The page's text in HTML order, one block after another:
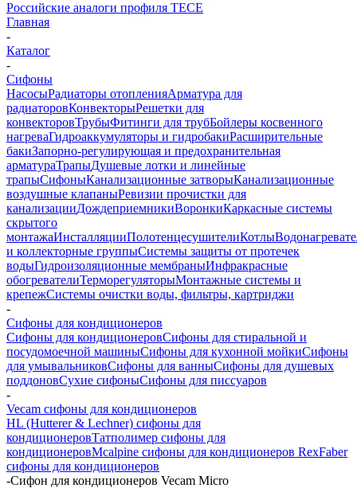
Российские аналоги профиля TECE
Главная
-
Каталог
-
Сифоны
НасосыРадиаторы отопленияАрматура для
радиаторовКонвекторыРешетки для
конвекторовТрубыФитинги для трубБойлеры косвенного
нагреваГидроаккумуляторы и гидробакиРасширительные
бакиЗапорно-регулирующая и предохранительная
арматураТрапыДушевые лотки и линейные
трапыСифоныКанализационные затворыКанализационные
воздушные клапаныРевизии прочистки для
канализацииДождеприемникиВоронкиКаркасные системы
скрытого
монтажаИнсталляцииПолотенцесушителиКотлы
и коллекторные группыСистемы защиты от протечек
водыГидроизоляционные мембраныИнфракрасные
обогревателиТерморегуляторыМонтажные системы и
крепежСистемы очистки воды, фильтры, картриджи
-
Сифоны для кондиционеров
Сифоны для кондиционеровСифоны для стиральной и
посудомоечной машиныСифоны для кухонной мойкиСифоны
для умывальниковСифоны для ванныСифоны для душевых
поддоновСухие сифоныСифоны для писсуаров
-
Vecam сифоны для кондиционеров
HL (Hutterer & Lechner) сифоны для
кондиционеровТатполимер сифоны для
кондиционеровMcalpine сифоны для кондиционеров RexFaber
сифоны для кондиционеров
-Сифон для кондиционеров Vecam Micro